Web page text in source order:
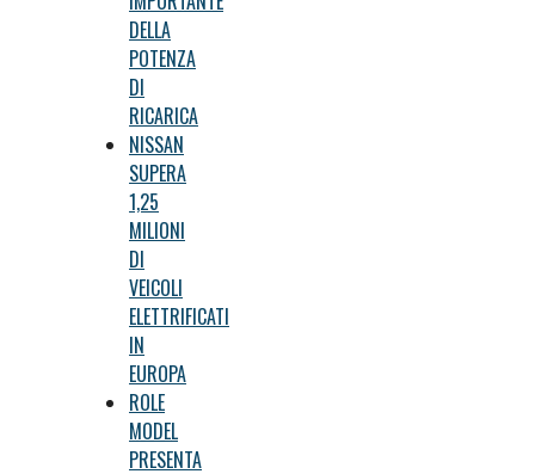
DELLA
POTENZA
DI
RICARICA
NISSAN
SUPERA
1,25
MILIONI
DI
VEICOLI
ELETTRIFICATI
IN
EUROPA
ROLE
MODEL
PRESENTA